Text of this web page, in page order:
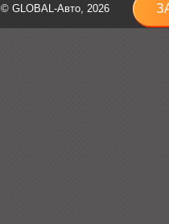
© GLOBAL-Авто, 2026